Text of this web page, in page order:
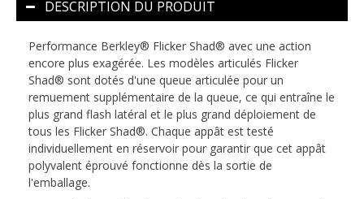
DESCRIPTION DU PRODUIT
Performance Berkley® Flicker Shad® avec une action
encore plus exagérée. Les modèles articulés Flicker
Shad® sont dotés d'une queue articulée pour un
remuement supplémentaire de la queue, ce qui entraîne le
plus grand flash latéral et le plus grand déploiement de
tous les Flicker Shad®. Chaque appât est testé
individuellement en réservoir pour garantir que cet appât
polyvalent éprouvé fonctionne dès la sortie de
l'emballage.